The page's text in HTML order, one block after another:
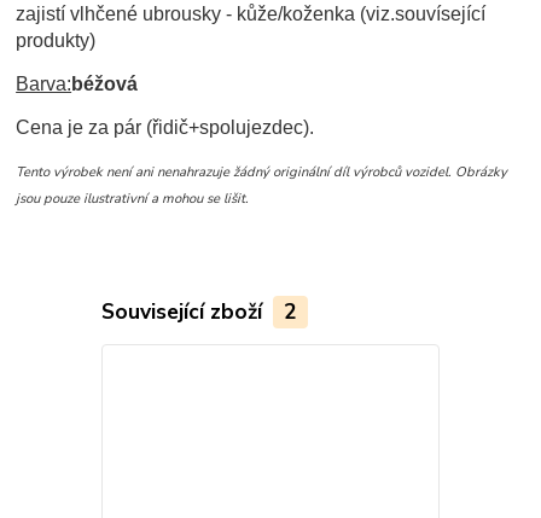
zajistí vlhčené ubrousky - kůže/koženka (viz.souvísející
produkty)
Barva: béžová
Cena je za pár (řidič+spolujezdec).
Tento výrobek není ani nenahrazuje žádný originální díl výrobců vozidel. Obrázky
jsou pouze ilustrativní a mohou se lišit.
Související zboží 2